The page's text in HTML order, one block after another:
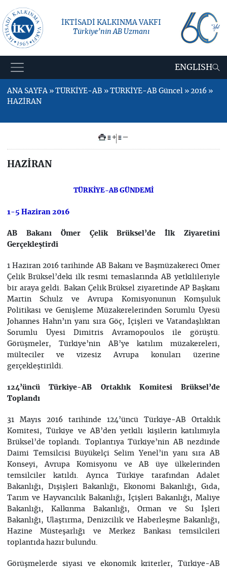
İKTİSADİ KALKINMA VAKFI
Türkiye’nin AB Uzmanı
ENGLISH
ANA SAYFA » TÜRKİYE-AB » TÜRKİYE-AB Güncel » 2016 »
HAZİRAN
+ –
HAZİRAN
TÜRKİYE-AB GÜNDEMİ
1-5 Haziran 2016
AB Bakanı Ömer Çelik Brüksel’de İlk Ziyaretini
Gerçekleştirdi
1 Haziran 2016 tarihinde AB Bakanı ve Başmüzakereci Ömer
Çelik Brüksel’deki ilk resmi temaslarında AB yetkilileriyle
bir araya geldi. Bakan Çelik Brüksel ziyaretinde AP Başkanı
Martin Schulz ve Avrupa Komisyonunun Komşuluk
Politikası ve Genişleme Müzakerelerinden Sorumlu Üyesü
Johannes Hahn’ın yanı sıra Göç, İçişleri ve Vatandaşlıktan
Sorumlu Üyesi Dimitris Avramopoulos ile görüştü.
Görüşmeler, Türkiye’nin AB’ye katılım müzakereleri,
mülteciler ve vizesiz Avrupa konuları üzerine
gerçekleştirildi.
124’üncü Türkiye-AB Ortaklık Komitesi Brüksel’de
Toplandı
31 Mayıs 2016 tarihinde 124’üncü Türkiye-AB Ortaklık
Komitesi, Türkiye ve AB’den yetkili kişilerin katılımıyla
Brüksel’de toplandı. Toplantıya Türkiye’nin AB nezdinde
Daimi Temsilcisi Büyükelçi Selim Yenel’in yanı sıra AB
Konseyi, Avrupa Komisyonu ve AB üye ülkelerinden
temsilciler katıldı. Ayrıca Türkiye tarafından Adalet
Bakanlığı, Dışişleri Bakanlığı, Ekonomi Bakanlığı, Gıda,
Tarım ve Hayvancılık Bakanlığı, İçişleri Bakanlığı, Maliye
Bakanlığı, Kalkınma Bakanlığı, Orman ve Su İşleri
Bakanlığı, Ulaştırma, Denizcilik ve Haberleşme Bakanlığı,
Hazine Müsteşarlığı ve Merkez Bankası temsilcileri
toplantıda hazır bulundu.
Görüşmelerde siyasi ve ekonomik kriterler, Türkiye-AB